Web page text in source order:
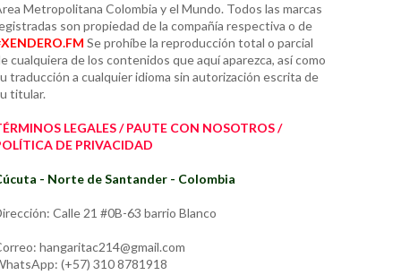
Metropolitana Colombia y el Mundo. Todos las marcas
son propiedad de la compañía respectiva o de
Se prohíbe la reproducción total o parcial
cualquiera de los contenidos que aquí aparezca, así como
traducción a cualquier idioma sin autorización escrita de
titular.
LEGALES / PAUTE CON NOSOTROS /
DE PRIVACIDAD
- Norte de Santander - Colombia
Calle 21 #0B-63 barrio Blanco
hangaritac214@gmail.com
(+57) 310 8781918